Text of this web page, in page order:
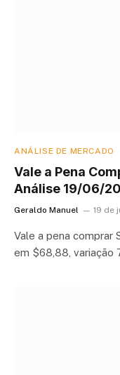
ANÁLISE DE MERCADO
Vale a Pena
Análise 19/06/
Geraldo Manuel 19 de
Vale a pena comprar
em $68,88, variação